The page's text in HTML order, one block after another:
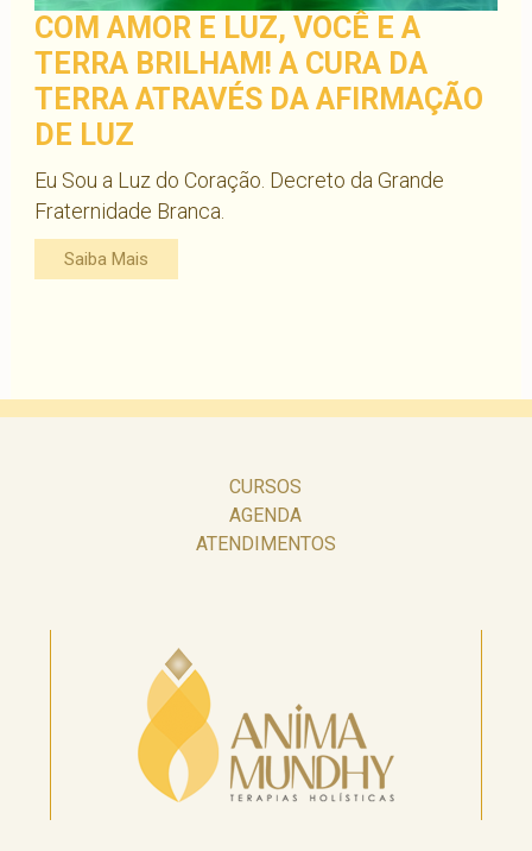
COM AMOR E LUZ, VOCÊ E A
TERRA BRILHAM! A CURA DA
TERRA ATRAVÉS DA AFIRMAÇÃO
DE LUZ
Eu Sou a Luz do Coração. Decreto da Grande
Fraternidade Branca.
Saiba Mais
CURSOS
AGENDA
ATENDIMENTOS